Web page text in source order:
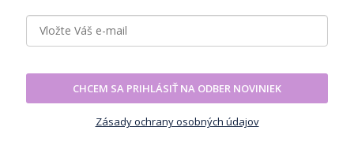
CHCEM SA PRIHLÁSIŤ NA ODBER NOVINIEK
Zásady ochrany osobných údajov